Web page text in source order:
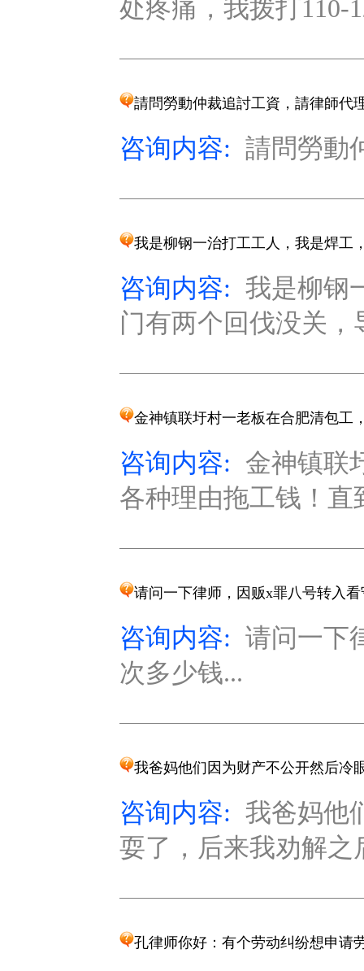
处疼痛，我拨打110-
請問勞動仲裁追討工資，請律師代
咨询内容: 請問勞動
我是柳钢一治打工工人，我是焊工
咨询内容: 我是柳钢
门有两个回伐没关
金神镇联圩村一老板在合肥清包工
咨询内容: 金神镇联
各种理由拖工钱！
请问一下律师，因贩x罪八号转入
咨询内容: 请问一下
次多少钱...
我爸妈他们因为财产不公开然后冷
咨询内容: 我爸妈他
耍了，后来我劝解之
孔律师你好：有个劳动纠纷想申请